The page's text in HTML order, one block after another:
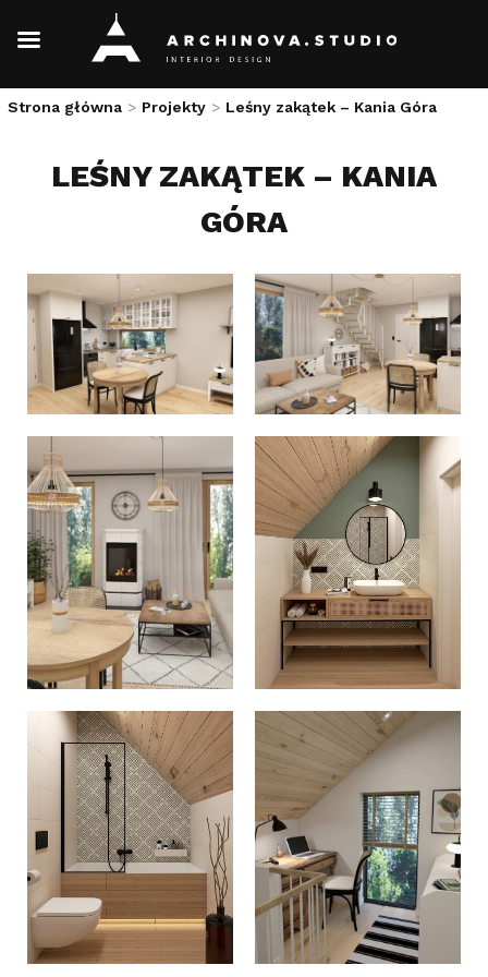
Skip
Strona główna > Projekty > Leśny zakątek – Kania Góra
LEŚNY ZAKĄTEK – KANIA
GÓRA